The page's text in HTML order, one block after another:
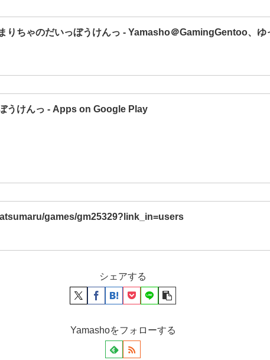
りちゃのだいっぼうけんっ - Yamasho＠GamingGentoo、ゆ
うけんっ - Apps on Google Play
games/gm25329?link_in=users
シェアする
Yamashoをフォローする